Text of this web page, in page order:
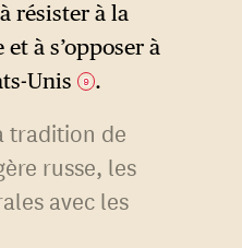
résister à la
à s’opposer à
Unis
9 .
tradition de
russe, les
avec les